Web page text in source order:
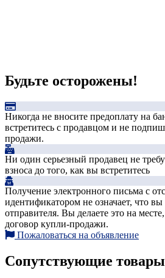
Будьте осторожены!
Никогда не вносите предоплату на
встретитесь с продавцом и не
продажи.
Ни один серьезный продавец не
взноса до того, как вы встретитесь
Получение электронного письма с
идентификатором не означает, что
отправителя. Вы делаете это на
договор купли-продажи.
Пожаловаться на объявление
Сопутствующие товары